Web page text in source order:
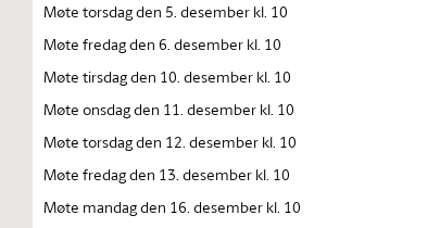
Møte torsdag den 5. desember kl. 10
Møte fredag den 6. desember kl. 10
Møte tirsdag den 10. desember kl. 10
Møte onsdag den 11. desember kl. 10
Møte torsdag den 12. desember kl. 10
Møte fredag den 13. desember kl. 10
Møte mandag den 16. desember kl. 10